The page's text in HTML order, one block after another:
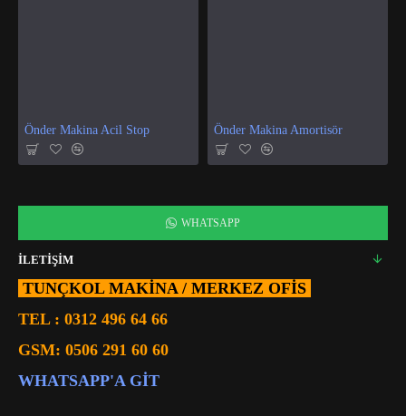
Önder Makina Acil Stop Önder Makina Amortisör
WHATSAPP
İLETİŞİM
TUNÇKOL MAKİNA / MERKEZ OFIS
TEL : 0312 496 64 66
GSM: 0506 291 60 60
WHATSAPP'A GIT